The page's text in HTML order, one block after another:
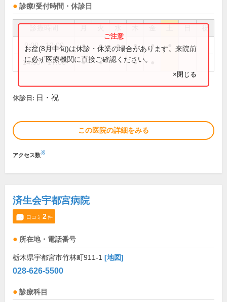
診療/受付時間・休診日
祝
9:00～12:00 ● ● ● ● ●
14:00～17:00 ● ● ●
お盆(8月中旬)は休診・休業の場合があります。来院前
に必ず医療機関に直接ご確認ください。
×閉じる
休診日: 日・祝
この医院の詳細をみる
アクセス数※
済生会宇都宮病院
口コミ 2件
所在地・電話番号
栃木県宇都宮市竹林町911-1 [地図]
028-626-5500
診療科目